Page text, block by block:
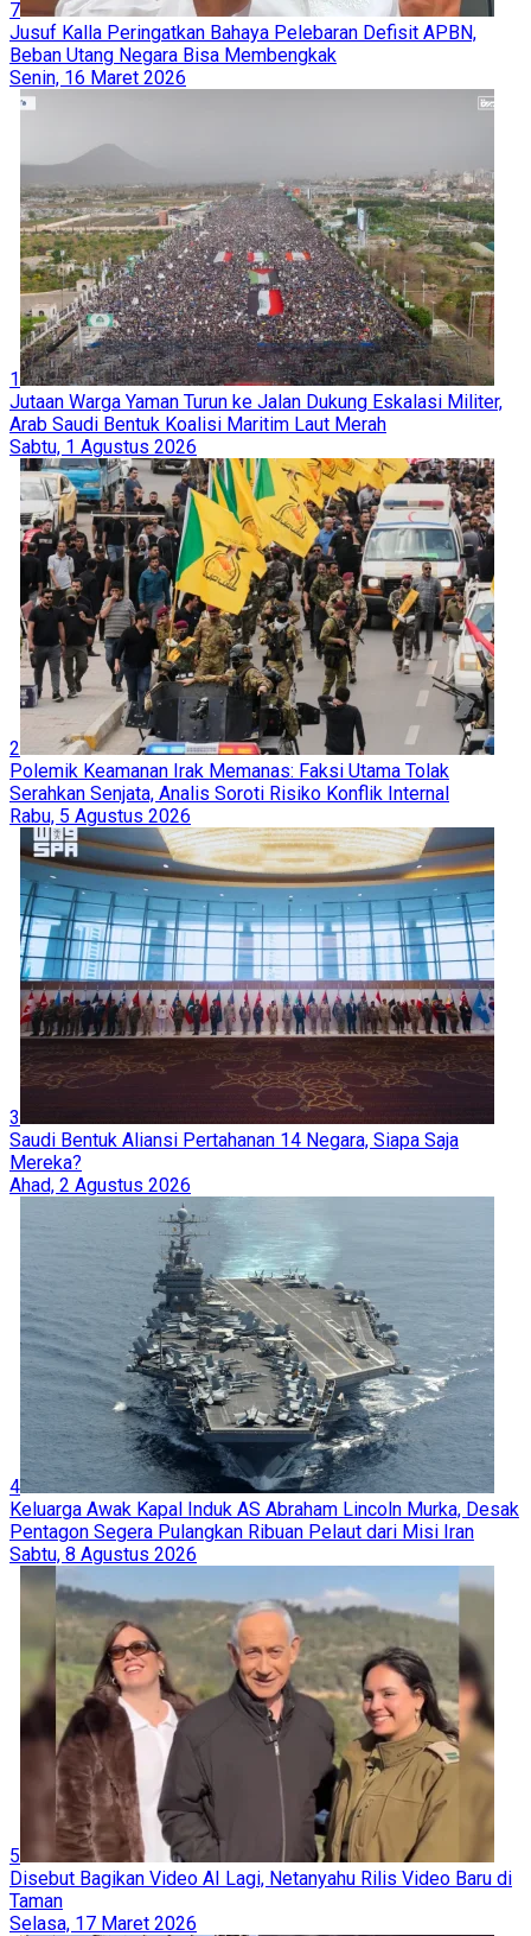
7
Jusuf Kalla Peringatkan Bahaya Pelebaran Defisit APBN,
Beban Utang Negara Bisa Membengkak
Senin, 16 Maret 2026
1
Jutaan Warga Yaman Turun ke Jalan Dukung Eskalasi Militer,
Arab Saudi Bentuk Koalisi Maritim Laut Merah
Sabtu, 1 Agustus 2026
2
Polemik Keamanan Irak Memanas: Faksi Utama Tolak
Serahkan Senjata, Analis Soroti Risiko Konflik Internal
Rabu, 5 Agustus 2026
3
Saudi Bentuk Aliansi Pertahanan 14 Negara, Siapa Saja
Mereka?
Ahad, 2 Agustus 2026
4
Keluarga Awak Kapal Induk AS Abraham Lincoln Murka, Desak
Pentagon Segera Pulangkan Ribuan Pelaut dari Misi Iran
Sabtu, 8 Agustus 2026
5
Disebut Bagikan Video AI Lagi, Netanyahu Rilis Video Baru di
Taman
Selasa, 17 Maret 2026